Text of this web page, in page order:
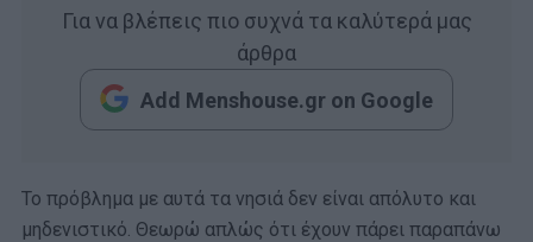
Για να βλέπεις πιο συχνά τα καλύτερά μας
άρθρα
Add Menshouse.gr on Google
Το πρόβλημα με αυτά τα νησιά δεν είναι απόλυτο και
μηδενιστικό. Θεωρώ απλώς ότι έχουν πάρει παραπάνω